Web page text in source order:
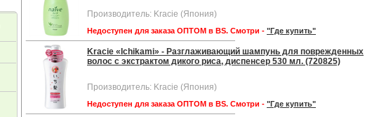
Производитель: Kracie (Япония)
Недоступен для заказа ОПТОМ в BS. Смотри - "Где купить"
Kracie «Ichikami» - Разглаживающий шампунь для поврежденных
волос с экстрактом дикого риса, диспенсер 530 мл. (720825)
Производитель: Kracie (Япония)
Недоступен для заказа ОПТОМ в BS. Смотри - "Где купить"